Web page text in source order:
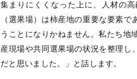
集まりにくくなった上に、人材の
（選果場）は柿産地の重要な要素
うことになりかねません。私たち地
産現場や共同選果場の状況を整理し
だと思いました。」と話します。